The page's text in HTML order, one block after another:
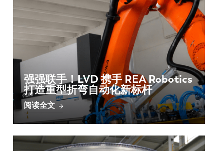
强强联手！LVD 携手 REA Robotics
打造重型折弯自动化新标杆
阅读全文